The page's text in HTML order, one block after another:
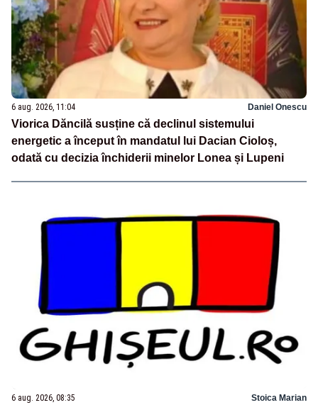
6 aug. 2026, 11:04 Daniel Onescu
Viorica Dăncilă susține că declinul sistemului
energetic a început în mandatul lui Dacian Cioloș,
odată cu decizia închiderii minelor Lonea și Lupeni
6 aug. 2026, 08:35 Stoica Marian